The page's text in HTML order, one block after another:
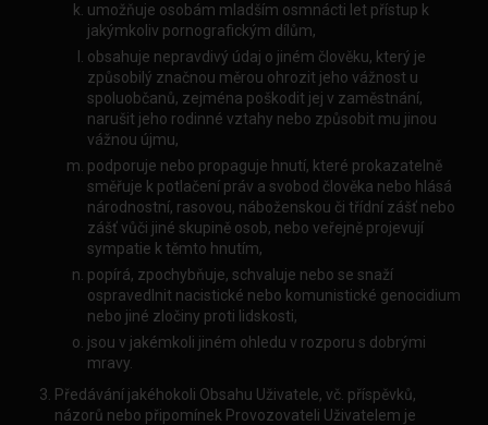
umožňuje osobám mladším osmnácti let přístup k
jakýmkoliv pornografickým dílům,
obsahuje nepravdivý údaj o jiném člověku, který je
způsobilý značnou měrou ohrozit jeho vážnost u
spoluobčanů, zejména poškodit jej v zaměstnání,
narušit jeho rodinné vztahy nebo způsobit mu jinou
vážnou újmu,
podporuje nebo propaguje hnutí, které prokazatelně
směřuje k potlačení práv a svobod člověka nebo hlásá
národnostní, rasovou, náboženskou či třídní zášť nebo
zášť vůči jiné skupině osob, nebo veřejně projevují
sympatie k těmto hnutím,
popírá, zpochybňuje, schvaluje nebo se snaží
ospravedlnit nacistické nebo komunistické genocidium
nebo jiné zločiny proti lidskosti,
jsou v jakémkoli jiném ohledu v rozporu s dobrými
mravy.
Předávání jakéhokoli Obsahu Uživatele, vč. příspěvků,
názorů nebo připomínek Provozovateli Uživatelem je